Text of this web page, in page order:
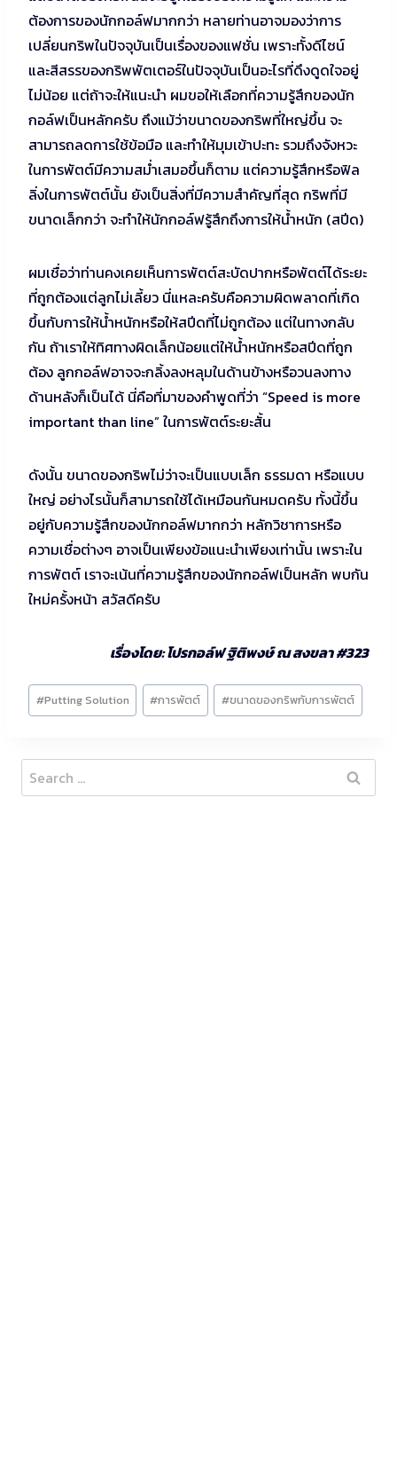
ต้องการของนักกอล์ฟมากกว่า หลายท่านอาจมองว่าการ
เปลี่ยนกริพในปัจจุบันเป็นเรื่องของแฟชั่น เพราะทั้งดีไซน์
และสีสรรของกริพพัตเตอร์ในปัจจุบันเป็นอะไรที่ดึงดูดใจอยู่
ไม่น้อย แต่ถ้าจะให้แนะนำ ผมขอให้เลือกที่ความรู้สึกของนัก
กอล์ฟเป็นหลักครับ ถึงแม้ว่าขนาดของกริพที่ใหญ่ขึ้น จะ
สามารถลดการใช้ข้อมือ และทำให้มุมเข้าปะทะ รวมถึงจังหวะ
ในการพัตต์มีความสม่ำเสมอขึ้นก็ตาม แต่ความรู้สึกหรือฟิล
ลิ่งในการพัตต์นั้น ยังเป็นสิ่งที่มีความสำคัญที่สุด กริพที่มี
ขนาดเล็กกว่า จะทำให้นักกอล์ฟรู้สึกถึงการให้น้ำหนัก (สปีด)
ผมเชื่อว่าท่านคงเคยเห็นการพัตต์สะบัดปากหรือพัตต์ได้ระยะ
ที่ถูกต้องแต่ลูกไม่เลี้ยว นี่แหละครับคือความผิดพลาดที่เกิด
ขึ้นกับการให้น้ำหนักหรือให้สปีดที่ไม่ถูกต้อง แต่ในทางกลับ
กัน ถ้าเราให้ทิศทางผิดเล็กน้อยแต่ให้น้ำหนักหรือสปีดที่ถูก
ต้อง ลูกกอล์ฟอาจจะกลิ้งลงหลุมในด้านข้างหรือวนลงทาง
ด้านหลังก็เป็นได้ นี่คือที่มาของคำพูดที่ว่า “Speed is more
important than line” ในการพัตต์ระยะสั้น
ดังนั้น ขนาดของกริพไม่ว่าจะเป็นแบบเล็ก ธรรมดา หรือแบบ
ใหญ่ อย่างไรนั้นก็สามารถใช้ได้เหมือนกันหมดครับ ทั้งนี้ขึ้น
อยู่กับความรู้สึกของนักกอล์ฟมากกว่า หลักวิชาการหรือ
ความเชื่อต่างๆ อาจเป็นเพียงข้อแนะนำเพียงเท่านั้น เพราะใน
การพัตต์ เราจะเน้นที่ความรู้สึกของนักกอล์ฟเป็นหลัก พบกัน
ใหม่ครั้งหน้า สวัสดีครับ
เรื่องโดย: โปรกอล์ฟ ฐิติพงษ์ ณ สงขลา #323
Post
Tags:
#Putting Solution #การพัตต์ #ขนาดของกริพกับการพัตต์
Search
for: